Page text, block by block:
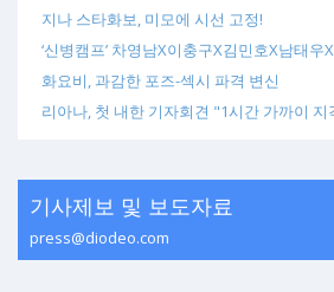
지나 스타화보, 미모에 시선 고정!
‘신병캠프’ 차영남X이충구X김민호X남태우
화요비, 과감한 포즈-섹시 파격 변신
리아나, 첫 내한 기자회견 "1시간 가까이
기사제보 및 보도자료
press@diodeo.com